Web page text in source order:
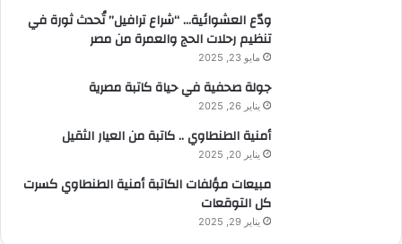
ودّع العشوائية… “شراع ترافيل” تُحدث ثورة في
تنظيم رحلات الحج والعمرة من مصر
مايو 23, 2025
جولة صحفية في حياة كاتبة مصرية
يناير 26, 2025
أمنية الطنطاوي .. كاتبة من العيار الثقيل
يناير 20, 2025
مبيعات مؤلفات الكاتبة أمنية الطنطاوي كسرت
كل التوقعات
يناير 29, 2025